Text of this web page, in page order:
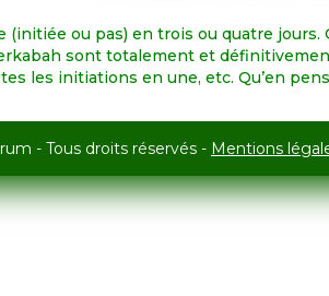
ou pas) en trois ou quatre jours.
sont totalement et
les initiations en une, etc. Qu’en
- Tous droits réservés - Mentions